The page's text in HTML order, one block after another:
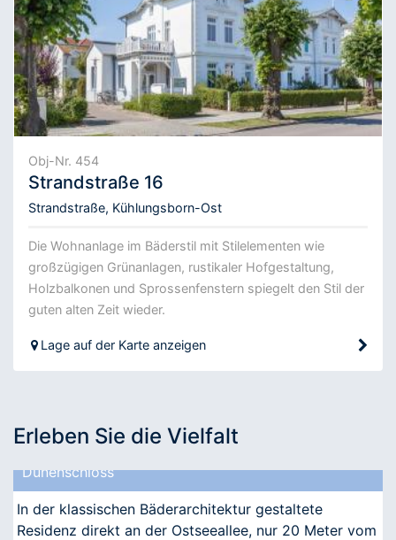
Obj-Nr. 454
Strandstraße 16
Strandstraße, Kühlungsborn-Ost
Die Wohnanlage im Bäderstil mit Stilelementen wie
großzügigen Grünanlagen, rustikaler Hofgestaltung,
Holzbalkonen und Sprossenfenstern spiegelt den Stil der
guten alten Zeit wieder.
Lage auf der Karte anzeigen
Erleben Sie die Vielfalt
Dünenschloss
In der klassischen Bäderarchitektur gestaltete
Residenz direkt an der Ostseeallee, nur 20 Meter vom